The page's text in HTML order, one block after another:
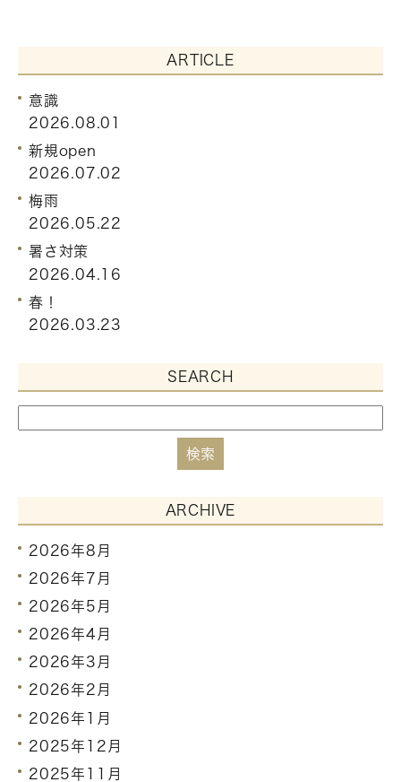
ARTICLE
意識
2026.08.01
新規open
2026.07.02
梅雨
2026.05.22
暑さ対策
2026.04.16
春！
2026.03.23
SEARCH
ARCHIVE
2026年8月
2026年7月
2026年5月
2026年4月
2026年3月
2026年2月
2026年1月
2025年12月
2025年11月